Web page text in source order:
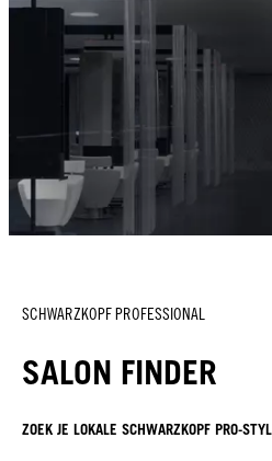
SCHWARZKOPF PROFESSIONAL
SALON FINDER
ZOEK JE LOKALE SCHWARZKOPF PRO-